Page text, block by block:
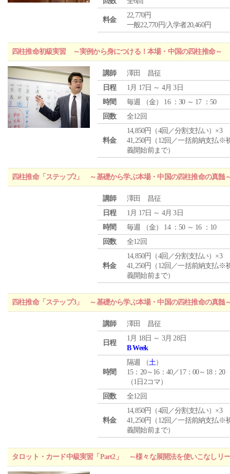
料金
22,770円
一般22,770円/入学者20,460円
四柱推命初級実習 ～実例から身につける！本場・中国の四柱推命～
講師
澤田 昌征
日程
1月 17日 ～ 4月 3日
時間
毎週 （金） 16 ：30 ～ 17 ：50
回数
全12回
料金
14,850円（4回／分割支払い）×3
41,250円（12回／一括前納支払※
義開始前まで）
四柱推命「ステップ2」 ～基礎から学ぶ本場・中国の四柱推命の真髄
講師
澤田 昌征
日程
1月 17日 ～ 4月 3日
時間
毎週 （金） 14 ：50 ～ 16 ：10
回数
全12回
料金
14,850円（4回／分割支払い）×3
41,250円（12回／一括前納支払※
義開始前まで）
四柱推命「ステップ3」 ～基礎から学ぶ本場・中国の四柱推命の真髄
講師 澤田 昌征
日程
1月 18日 ～ 3月 28日
B Week
時間
隔週 （土）
15：20～16：40／17：00～18：20
（1日2コマ）
回数
全12回
料金
14,850円（4回／分割支払い）×3
41,250円（12回／一括前納支払※
義開始前まで）
タロット・カード中級実習「Part2」 ～様々な展開法を使いこなしリ